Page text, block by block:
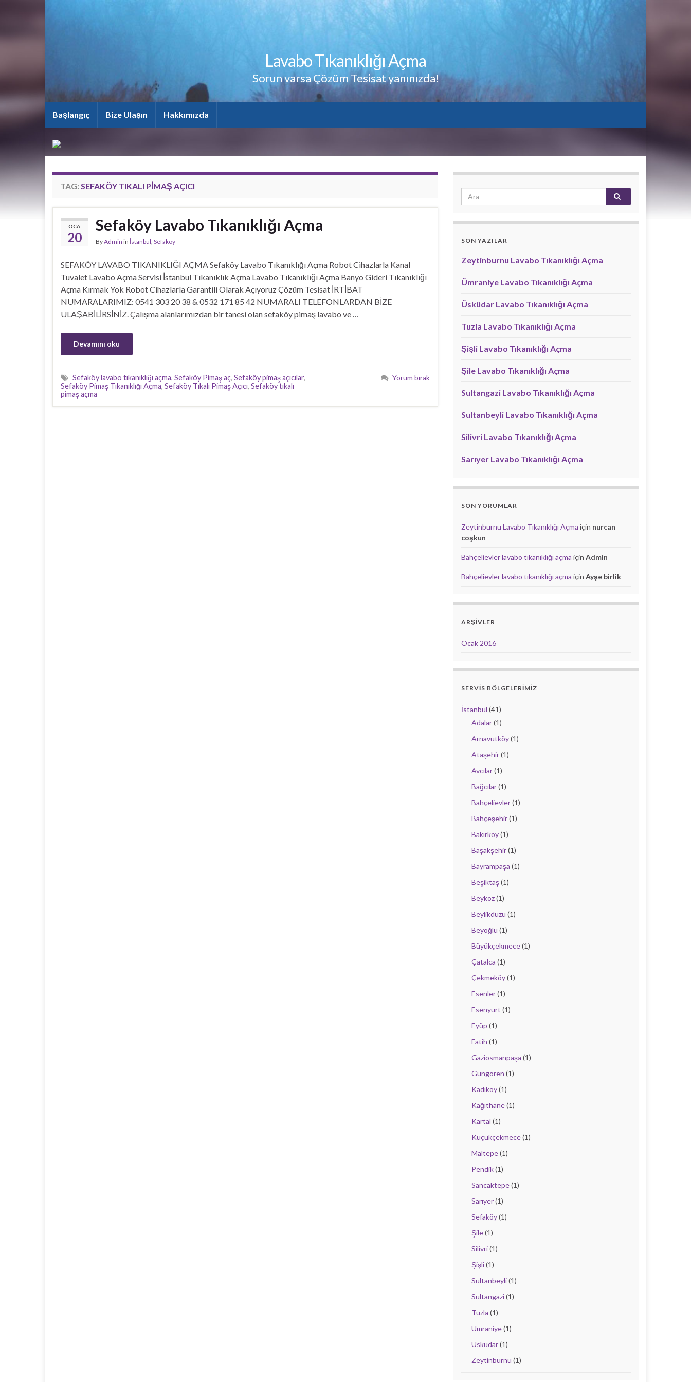
Lavabo Tıkanıklığı Açma
Sorun varsa Çözüm Tesisat yanınızda!
Başlangıç Bize Ulaşın Hakkımızda
TAG: SEFAKÖY TIKALI PIMAŞ AÇICI
OCA
20
Sefaköy Lavabo Tıkanıklığı Açma
ByAdmin in İstanbul, Sefaköy
SEFAKÖY LAVABO TIKANIKLIĞI AÇMA Sefaköy Lavabo Tıkanıklığı Açma Robot Cihazlarla Kanal
Tuvalet Lavabo Açma Servisi İstanbul Tıkanıklık Açma Lavabo Tıkanıklığı Açma Banyo Gideri Tıkanıklığı
Açma Kırmak Yok Robot Cihazlarla Garantili Olarak Açıyoruz Çözüm Tesisat İRTİBAT
NUMARALARIMIZ: 0541 303 20 38 & 0532 171 85 42 NUMARALI TELEFONLARDAN BİZE
ULAŞABİLİRSİNİZ. Çalışma alanlarımızdan bir tanesi olan sefaköy pimaş lavabo ve …
Devamını oku
Sefaköy lavabo tıkanıklığı açma, Sefaköy Pimaş aç, Sefaköy pimaş açıcılar,
Sefaköy Pimaş Tıkanıklığı Açma, Sefaköy Tıkalı Pimaş Açıcı, Sefaköy tıkalı
pimaş açma
Yorum bırak
SON YAZILAR
Zeytinburnu Lavabo Tıkanıklığı Açma
Ümraniye Lavabo Tıkanıklığı Açma
Üsküdar Lavabo Tıkanıklığı Açma
Tuzla Lavabo Tıkanıklığı Açma
Şişli Lavabo Tıkanıklığı Açma
Şile Lavabo Tıkanıklığı Açma
Sultangazi Lavabo Tıkanıklığı Açma
Sultanbeyli Lavabo Tıkanıklığı Açma
Silivri Lavabo Tıkanıklığı Açma
Sarıyer Lavabo Tıkanıklığı Açma
SON YORUMLAR
Zeytinburnu Lavabo Tıkanıklığı Açma için nurcan
coşkun
Bahçelievler lavabo tıkanıklığı açma için Admin
Bahçelievler lavabo tıkanıklığı açma için Ayşe birlik
ARŞIVLER
Ocak 2016
SERVIS BÖLGELERIMIZ
İstanbul (41)
Adalar(1)
Arnavutköy(1)
Ataşehir(1)
Avcılar(1)
Bağcılar(1)
Bahçelievler(1)
Bahçeşehir(1)
Bakırköy(1)
Başakşehir(1)
Bayrampaşa (1)
Beşiktaş(1)
Beykoz(1)
Beylikdüzü (1)
Beyoğlu (1)
Büyükçekmece(1)
Çatalca (1)
Çekmeköy(1)
Esenler(1)
Esenyurt (1)
Eyüp (1)
Fatih (1)
Gaziosmanpaşa (1)
Güngören (1)
Kadıköy(1)
Kağıthane(1)
Kartal (1)
Küçükçekmece(1)
Maltepe(1)
Pendik(1)
Sancaktepe(1)
Sarıyer(1)
Sefaköy(1)
Şile(1)
Silivri(1)
Şişli(1)
Sultanbeyli(1)
Sultangazi(1)
Tuzla (1)
Ümraniye(1)
Üsküdar(1)
Zeytinburnu (1)